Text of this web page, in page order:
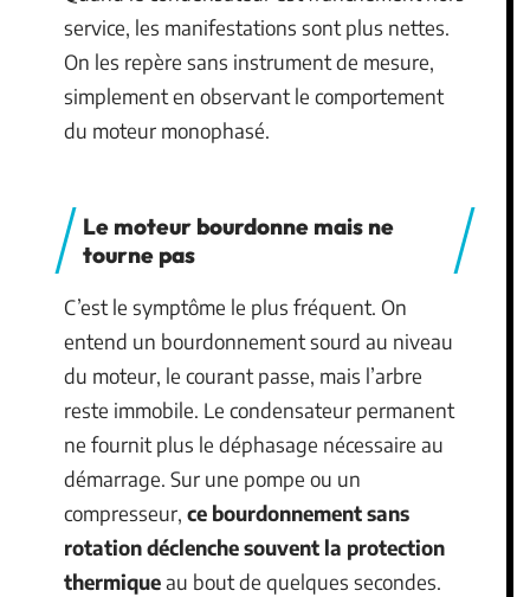
service, les manifestations sont plus nettes.
On les repère sans instrument de mesure,
simplement en observant le comportement
du moteur monophasé.
Le moteur bourdonne mais ne
tourne pas
C’est le symptôme le plus fréquent. On
entend un bourdonnement sourd au niveau
du moteur, le courant passe, mais l’arbre
reste immobile. Le condensateur permanent
ne fournit plus le déphasage nécessaire au
démarrage. Sur une pompe ou un
compresseur, ce bourdonnement sans
rotation déclenche souvent la protection
thermiqueau bout de quelques secondes.